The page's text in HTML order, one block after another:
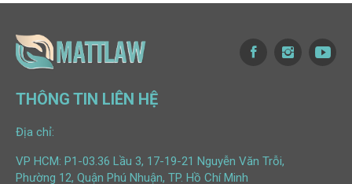
THÔNG TIN LIÊN HỆ
Địa chỉ:
VP HCM: P1-03.36 Lầu 3, 17-19-21 Nguyễn Văn Trỗi,
Phường 12, Quận Phú Nhuận, TP. Hồ Chí Minh